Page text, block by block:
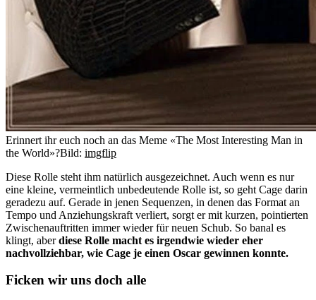
Erinnert ihr euch noch an das Meme «The Most Interesting Man in
the World»?Bild: imgflip
Diese Rolle steht ihm natürlich ausgezeichnet. Auch wenn es nur
eine kleine, vermeintlich unbedeutende Rolle ist, so geht Cage darin
geradezu auf. Gerade in jenen Sequenzen, in denen das Format an
Tempo und Anziehungskraft verliert, sorgt er mit kurzen, pointierten
Zwischenauftritten immer wieder für neuen Schub. So banal es
klingt, aberdiese Rolle macht es irgendwie wieder eher
nachvollziehbar, wie Cage je einen Oscar gewinnen konnte.
Ficken wir uns doch alle